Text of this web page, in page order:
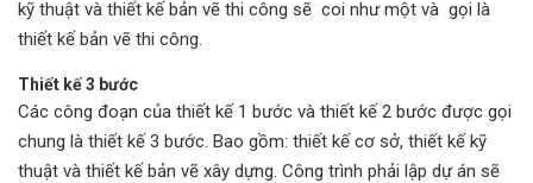
kỹ thuật và thiết kế bản vẽ thi công sẽ coi như một và gọi là
thiết kế bản vẽ thi công.
Thiết kế 3 bước
Các công đoạn của thiết kế 1 bước và thiết kế 2 bước được gọi
chung là thiết kế 3 bước. Bao gồm: thiết kế cơ sở, thiết kế kỹ
thuật và thiết kế bản vẽ xây dựng. Công trình phải lập dự án sẽ